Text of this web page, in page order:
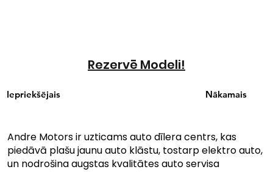
Rezervē Modeli!
Iepriekšējais Nākamais
Andre Motors ir uzticams auto dīlera centrs, kas
piedāvā plašu jaunu auto klāstu, tostarp elektro auto,
un nodrošina augstas kvalitātes auto servisa